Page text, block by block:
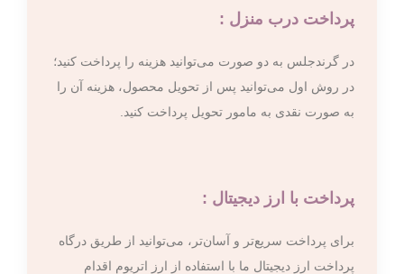
پرداخت درب منزل :
در گرندجلس به دو صورت می‌توانید هزینه را پرداخت کنید؛
در روش اول می‌توانید پس از تحویل محصول، هزینه آن را
به صورت نقدی به مامور تحویل پرداخت کنید.
پرداخت با ارز دیجیتال :
برای پرداخت سریع‌تر و آسان‌تر، می‌توانید از طریق درگاه
پرداخت ارز دیجیتال ما با استفاده از ارز اتریوم اقدام